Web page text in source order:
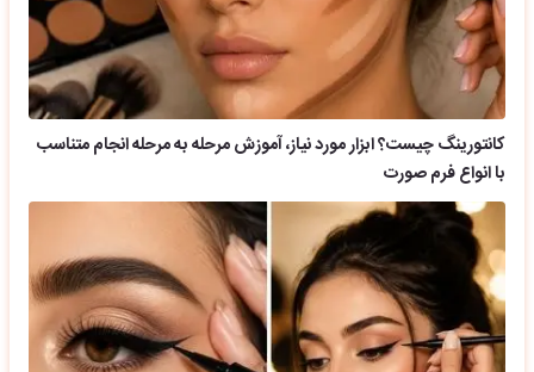
کانتورینگ چیست؟ ابزار مورد نیاز، آموزش مرحله به مرحله انجام متناسب
با انواع فرم صورت